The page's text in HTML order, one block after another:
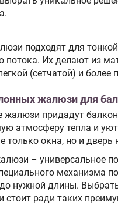
подходят для
потока. Их делают из
(сетчатой) и более
жалюзи для
жалюзи придадут
атмосферу тепла и
только окна, но и дверь
– универсальное
механизма
до нужной длины.
стоит ради таких